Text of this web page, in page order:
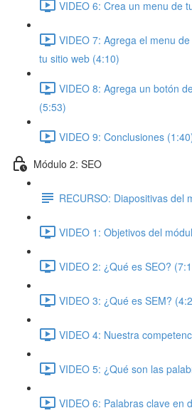
VIDEO 6: Crea un menu de
VIDEO 7: Agrega el menu
tu sitio web (4:10)
VIDEO 8: Agrega un botón
(5:53)
VIDEO 9: Conclusiones
Módulo 2: SEO
RECURSO: Diapositivas del
VIDEO 1: Objetivos del
VIDEO 2: ¿Qué es SEO?
VIDEO 3: ¿Qué es SEM?
VIDEO 4: Nuestra
VIDEO 5: ¿Qué son las
VIDEO 6: Palabras clave en